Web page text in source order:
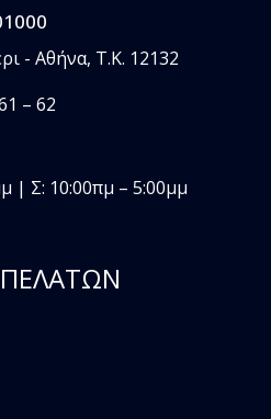
- Αθήνα, T.K. 12132
– 62
| Σ: 10:00πμ – 5:00μμ